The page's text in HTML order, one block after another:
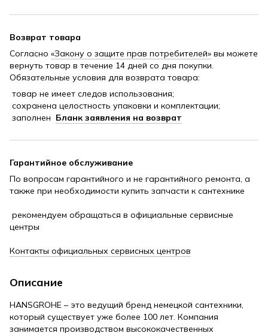
Возврат товара
Согласно «Закону о защите прав потребителей» вы можете
вернуть товар в течение 14 дней со дня покупки.
Обязательные условия для возврата товара:
товар не имеет следов использования;
сохранена целостность упаковки и комплектации;
заполнен Бланк заявления на возврат
Гарантийное обслуживание
По вопросам гарантийного и не гарантийного ремонта, а
также при необходимости купить запчасти к сантехнике
рекомендуем обращаться в официальные сервисные
центры
Контакты официальных сервисных центров
Описание
HANSGROHE – это ведущий бренд немецкой сантехники,
который существует уже более 100 лет. Компания
занимается производством высококачественных